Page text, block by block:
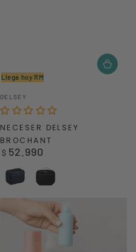
Llega hoy RM
Vendedor:
DELSEY
NECESER DELSEY
BROCHANT
Precio
$ 52.990
Azul Negro